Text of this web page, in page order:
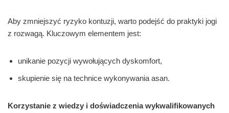
Aby zmniejszyć ryzyko kontuzji, warto podejść do praktyki jogi
z rozwagą. Kluczowym elementem jest:
unikanie pozycji wywołujących dyskomfort,
skupienie się na technice wykonywania asan.
Korzystanie z wiedzy i doświadczenia wykwalifikowanych